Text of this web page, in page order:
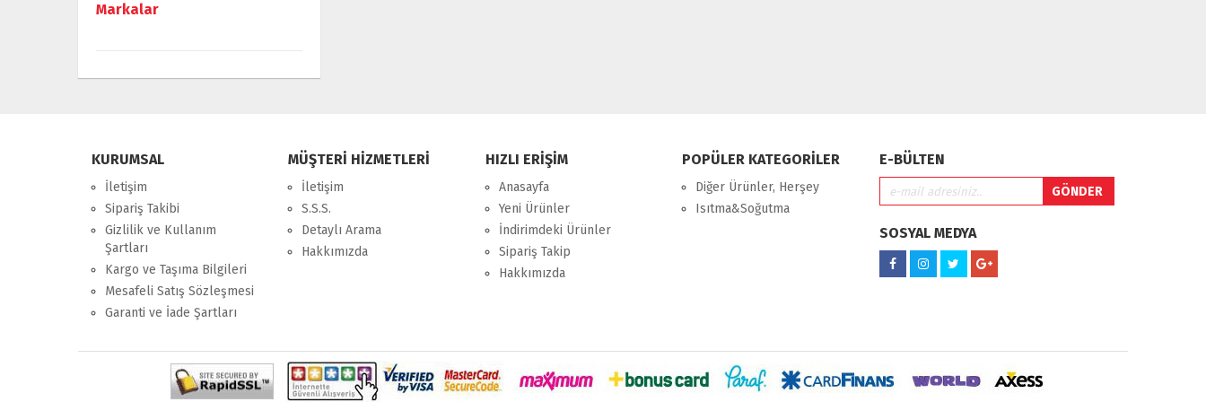
Markalar
KURUMSAL
İletişim
Sipariş Takibi
Gizlilik ve Kullanım
Şartları
Kargo ve Taşıma Bilgileri
Mesafeli Satış Sözleşmesi
Garanti ve İade Şartları
MÜŞTERİ HİZMETLERİ
İletişim
S.S.S.
Detaylı Arama
Hakkımızda
HIZLI ERİŞİM
Anasayfa
Yeni Ürünler
İndirimdeki Ürünler
Sipariş Takip
Hakkımızda
POPÜLER KATEGORİLER
Diğer Ürünler, Herşey
Isıtma&Soğutma
E-BÜLTEN
SOSYAL MEDYA